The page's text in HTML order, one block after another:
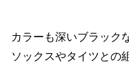
カラーも深いブラック
ソックスやタイツとの